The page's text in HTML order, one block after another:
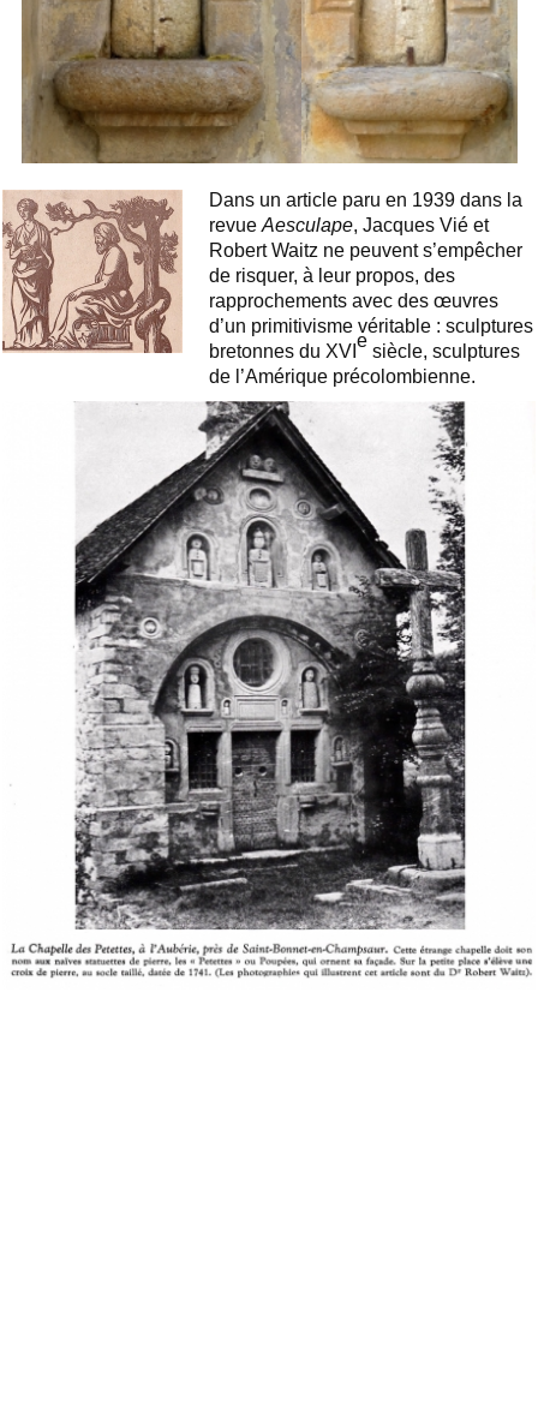
Dans un article paru en 1939 dans la
revueAesculape, Jacques Vié et
Robert Waitz ne peuvent s’empêcher
de risquer, à leur propos, des
rapprochements avec des œuvres
d’un primitivisme véritable : sculptures
bretonnes du XVI e siècle, sculptures
de l’Amérique précolombienne.